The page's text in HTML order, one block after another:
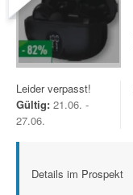
Leider verpasst!
Gültig: 21.06. -
27.06.
Details im Prospekt